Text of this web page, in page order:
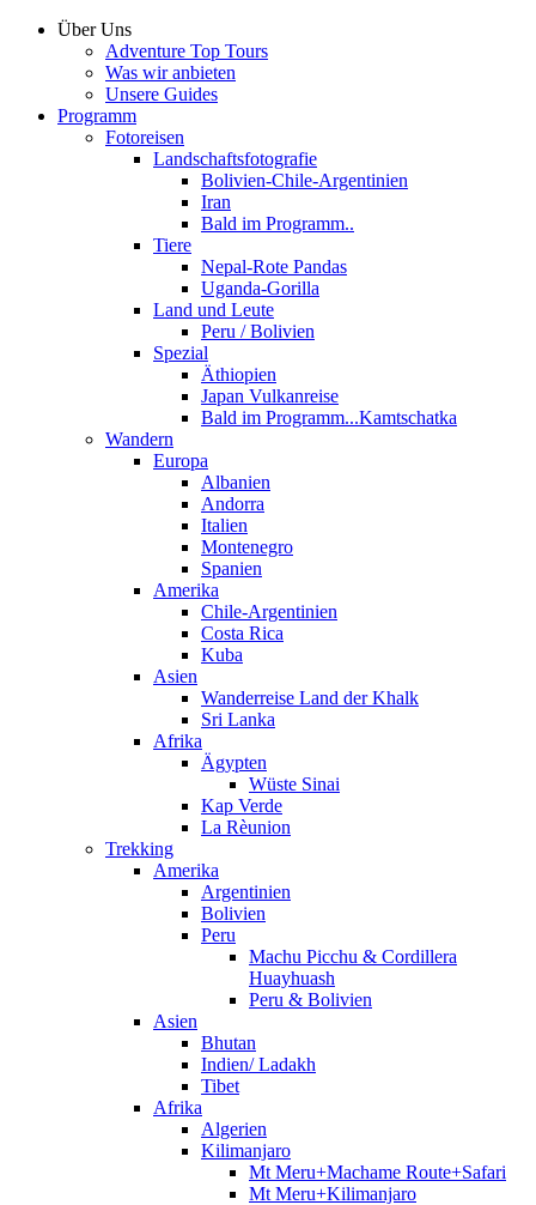
Über Uns
Adventure Top Tours
Was wir anbieten
Unsere Guides
Programm
Fotoreisen
Landschaftsfotografie
Bolivien-Chile-Argentinien
Iran
Bald im Programm..
Tiere
Nepal-Rote Pandas
Uganda-Gorilla
Land und Leute
Peru / Bolivien
Spezial
Äthiopien
Japan Vulkanreise
Bald im Programm...Kamtschatka
Wandern
Europa
Albanien
Andorra
Italien
Montenegro
Spanien
Amerika
Chile-Argentinien
Costa Rica
Kuba
Asien
Wanderreise Land der Khalk
Sri Lanka
Afrika
Ägypten
Wüste Sinai
Kap Verde
La Rèunion
Trekking
Amerika
Argentinien
Bolivien
Peru
Machu Picchu & Cordillera
Huayhuash
Peru & Bolivien
Asien
Bhutan
Indien/ Ladakh
Tibet
Afrika
Algerien
Kilimanjaro
Mt Meru+Machame Route+Safari
Mt Meru+Kilimanjaro